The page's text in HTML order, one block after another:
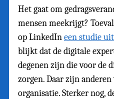
Het gaat om
mensen meekrijgt?
op LinkedIneen studie
blijkt dat de digitale
degenen zijn die voor de
zorgen. Daar zijn
organisatie. Sterker nog,